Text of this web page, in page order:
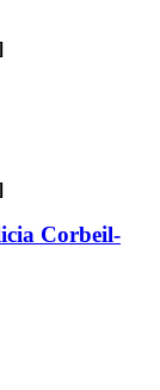
Corbeil-